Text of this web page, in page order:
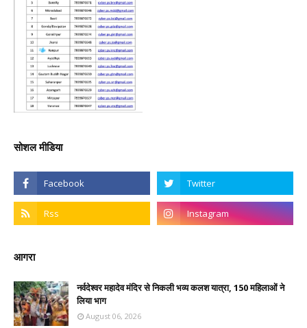
सोशल मीडिया
आगरा
नर्वदेश्वर महादेव मंदिर से निकली भव्य कलश यात्रा, 150 महिलाओं ने
लिया भाग
August 06, 2026